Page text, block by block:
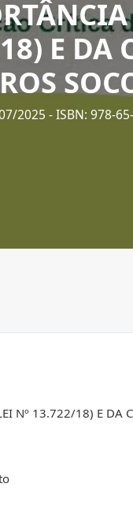
E DA
2025- ISBN: 978-
Nº 13.722/18) E DA